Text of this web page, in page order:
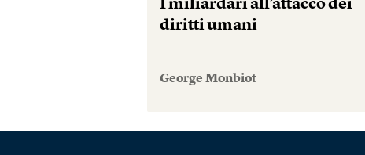
I miliardari all’attacco dei
diritti umani
George Monbiot